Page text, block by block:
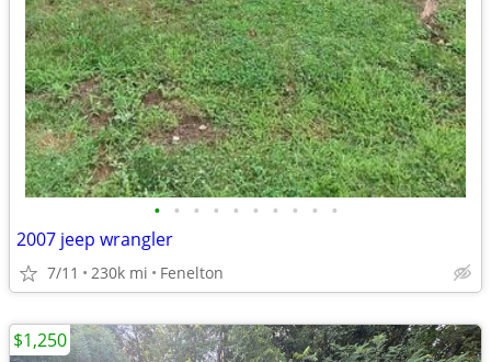
• • • • • • • • • •
2007 jeep wrangler
7/11 230k mi Fenelton
$1,250